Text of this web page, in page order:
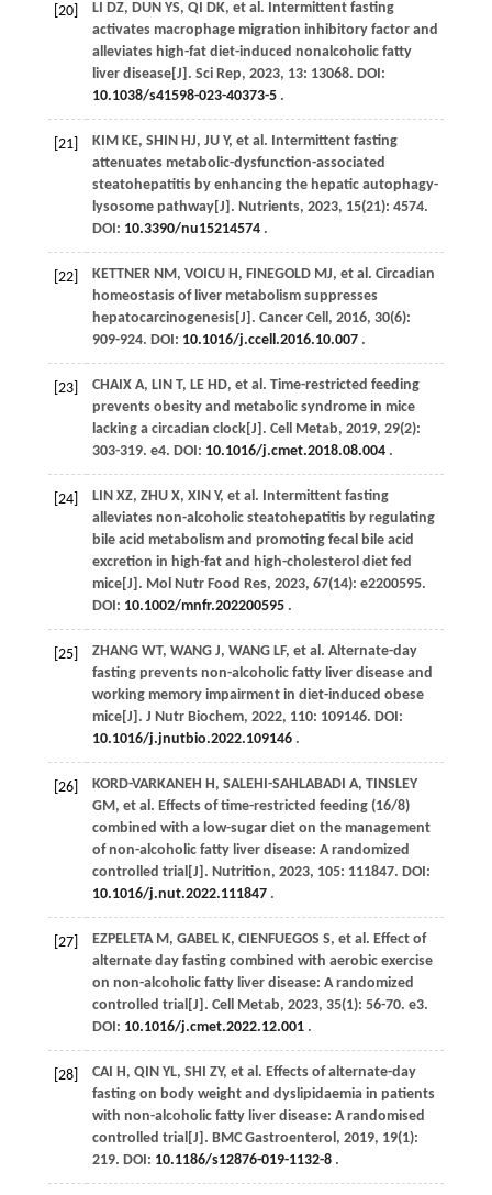
[20] LI DZ, DUN YS, QI DK, et al . Intermittent fasting
activates macrophage migration inhibitory factor and
alleviates high-fat diet-induced nonalcoholic fatty
liver disease[J]. Sci Rep, 2023, 13: 13068. DOI:
10.1038/s41598-023-40373-5.
[21] KIM KE, SHIN HJ, JU Y, et al . Intermittent fasting
attenuates metabolic-dysfunction-associated
steatohepatitis by enhancing the hepatic autophagy-
lysosome pathway[J]. Nutrients, 2023, 15(21): 4574.
DOI: 10.3390/nu15214574.
[22] KETTNER NM, VOICU H, FINEGOLD MJ, et al . Circadian
homeostasis of liver metabolism suppresses
hepatocarcinogenesis[J]. Cancer Cell , 2016, 30(6):
909-924. DOI: 10.1016/j.ccell.2016.10.007.
[23] CHAIX A, LIN T, LE HD, et al . Time-restricted feeding
prevents obesity and metabolic syndrome in mice
lacking a circadian clock[J]. Cell Metab, 2019, 29(2):
303-319. e4. DOI: 10.1016/j.cmet.2018.08.004.
[24] LIN XZ, ZHU X, XIN Y, et al . Intermittent fasting
alleviates non-alcoholic steatohepatitis by regulating
bile acid metabolism and promoting fecal bile acid
excretion in high-fat and high-cholesterol diet fed
mice[J]. Mol Nutr Food Res, 2023, 67(14): e2200595.
DOI: 10.1002/mnfr.202200595.
[25] ZHANG WT, WANG J, WANG LF, et al . Alternate-day
fasting prevents non-alcoholic fatty liver disease and
working memory impairment in diet-induced obese
mice[J]. J Nutr Biochem, 2022, 110: 109146. DOI:
10.1016/j.jnutbio.2022.109146.
[26] KORD-VARKANEH H, SALEHI-SAHLABADI A, TINSLEY
GM, et al . Effects of time-restricted feeding (16/8)
combined with a low-sugar diet on the management
of non-alcoholic fatty liver disease: A randomized
controlled trial[J]. Nutrition, 2023, 105: 111847. DOI:
10.1016/j.nut.2022.111847.
[27] EZPELETA M, GABEL K, CIENFUEGOS S, et al . Effect of
alternate day fasting combined with aerobic exercise
on non-alcoholic fatty liver disease: A randomized
controlled trial[J]. Cell Metab, 2023, 35(1): 56-70. e3.
DOI: 10.1016/j.cmet.2022.12.001.
[28] CAI H, QIN YL, SHI ZY, et al . Effects of alternate-day
fasting on body weight and dyslipidaemia in patients
with non-alcoholic fatty liver disease: A randomised
controlled trial[J]. BMC Gastroenterol , 2019, 19(1):
219. DOI: 10.1186/s12876-019-1132-8.